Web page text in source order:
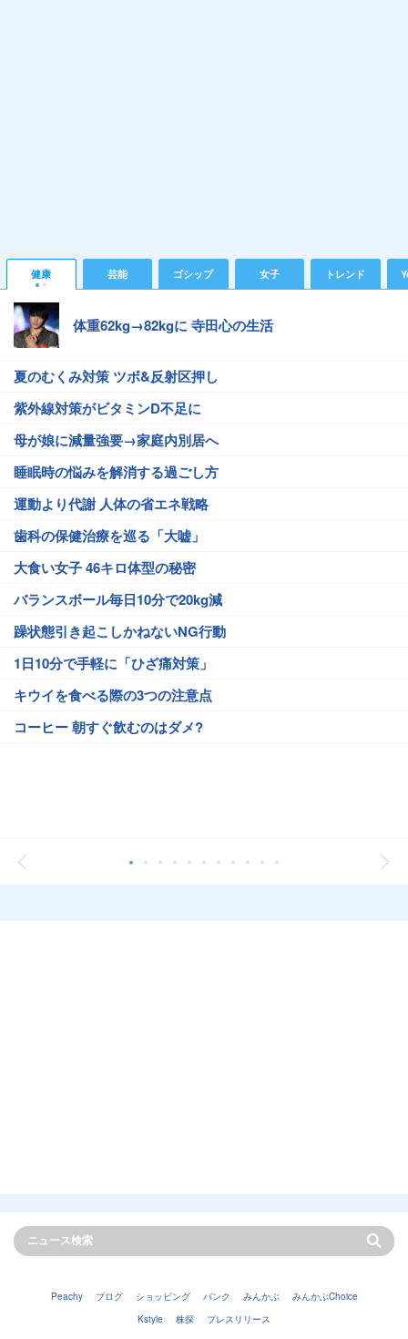
健康 芸能 ゴシップ 女子 トレンド
体重62kg→82kgに 寺田心の生活
夏のむくみ対策 ツボ&反射区押し
紫外線対策がビタミンD不足に
母が娘に減量強要→家庭内別居へ
睡眠時の悩みを解消する過ごし方
運動より代謝 人体の省エネ戦略
歯科の保健治療を巡る「大嘘」
大食い女子 46キロ体型の秘密
バランスボール毎日10分で20kg減
躁状態引き起こしかねないNG行動
1日10分で手軽に「ひざ痛対策」
キウイを食べる際の3つの注意点
コーヒー 朝すぐ飲むのはダメ?
Peachy ブログ ショッピング バンク みんかぶ
みんかぶChoice
Kstyle
株探 プレスリリース